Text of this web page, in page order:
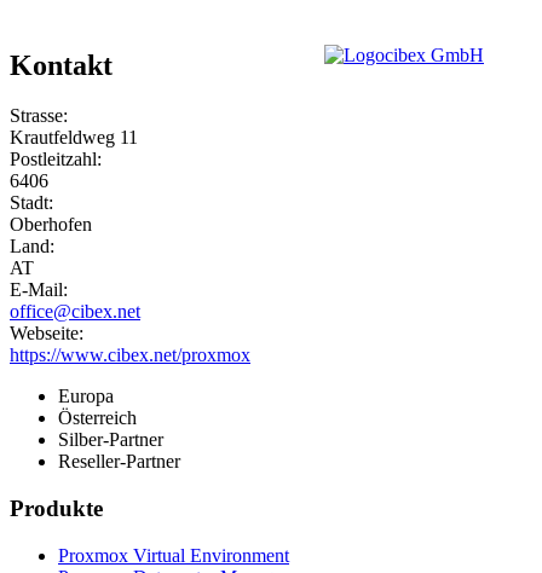
Kontakt
Strasse:
Krautfeldweg 11
Postleitzahl:
6406
Stadt:
Oberhofen
Land:
AT
E-Mail:
office@cibex.net
Webseite:
https://www.cibex.net/proxmox
Europa
Österreich
Silber-Partner
Reseller-Partner
Produkte
Proxmox Virtual Environment